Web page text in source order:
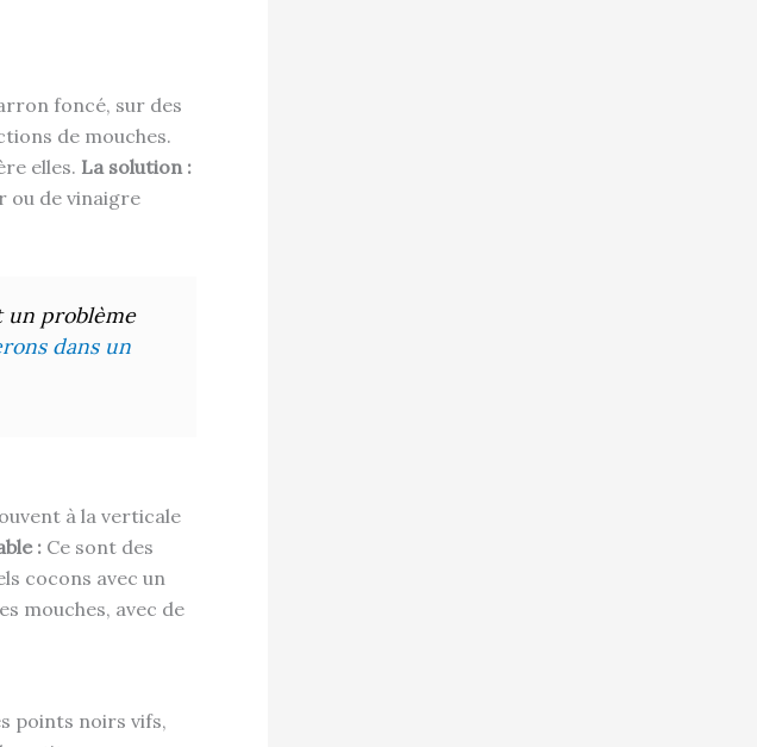
foncé, sur des
de mouches.
elles. La solution :
ou de vinaigre
un problème
dans un
à la verticale
: Ce sont des
cocons avec un
mouches, avec de
points noirs vifs,